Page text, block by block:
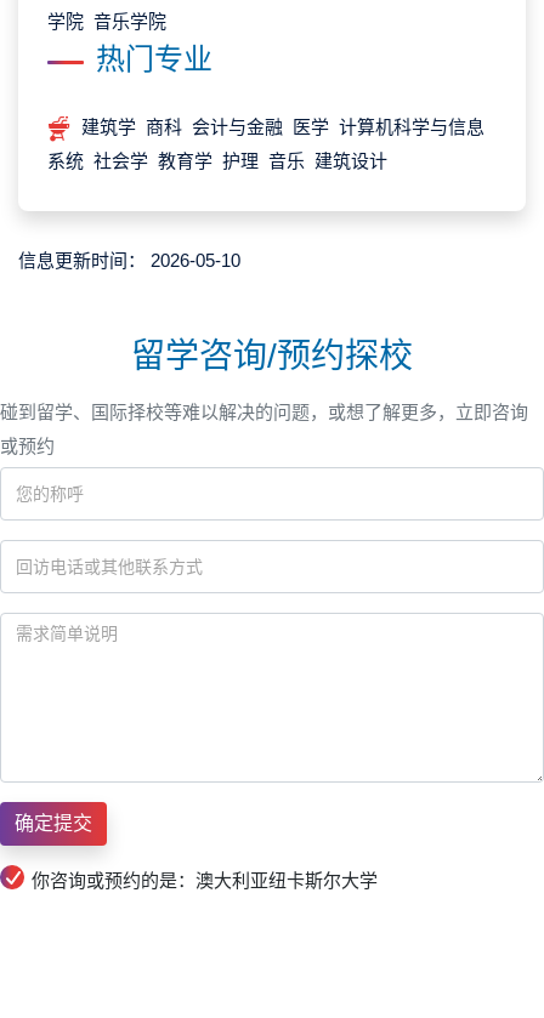
学院 音乐学院
热门专业
建筑学 商科 会计与金融 医学 计算机科学与信息
系统 社会学 教育学 护理 音乐 建筑设计
信息更新时间： 2026-05-10
留学咨询/预约探校
碰到留学、国际择校等难以解决的问题，或想了解更多，立即咨询
或预约
你咨询或预约的是：澳大利亚纽卡斯尔大学